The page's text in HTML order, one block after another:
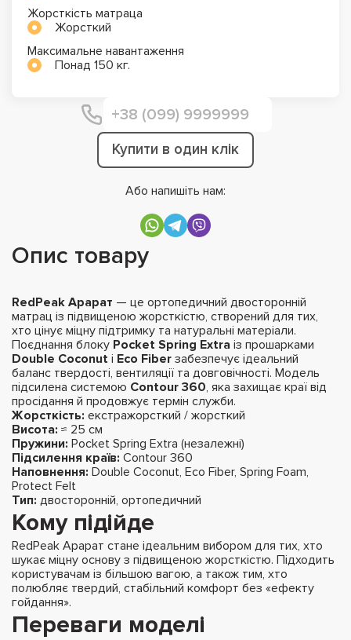
Жорсткість матраца
Жорсткий
Максимальне навантаження
Понад 150 кг.
Купити в один клік
Або напишіть нам:
Опис товару
RedPeak Арарат — це ортопедичний двосторонній
матрац із підвищеною жорсткістю, створений для тих,
хто цінує міцну підтримку та натуральні матеріали.
Поєднання блоку Pocket Spring Extra із прошарками
Double Coconut і Eco Fiber забезпечує ідеальний
баланс твердості, вентиляції та довговічності. Модель
підсилена системою Contour 360, яка захищає краї від
просідання й продовжує термін служби.
Жорсткість: екстражорсткий / жорсткий
Висота: ≈ 25 см
Пружини: Pocket Spring Extra (незалежні)
Підсилення країв: Contour 360
Наповнення: Double Coconut, Eco Fiber, Spring Foam,
Protect Felt
Тип: двосторонній, ортопедичний
Кому підійде
RedPeak Арарат стане ідеальним вибором для тих, хто
шукає міцну основу з підвищеною жорсткістю. Підходить
користувачам із більшою вагою, а також тим, хто
полюбляє твердий, стабільний комфорт без «ефекту
гойдання».
Переваги моделі